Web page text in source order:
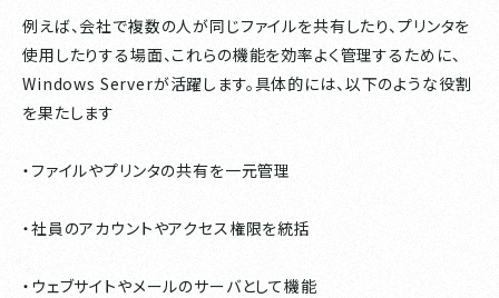
例えば、会社で複数の人が同じファイルを共有したり、プリンタを
使用したりする場面、これらの機能を効率よく管理するために、
Windows Serverが活躍します。具体的には、以下のような役割
を果たします
・ファイルやプリンタの共有を一元管理
・社員のアカウントやアクセス権限を統括
・ウェブサイトやメールのサーバとして機能